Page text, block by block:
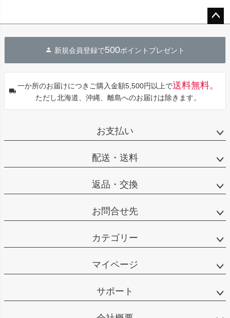
へ
新規会員登録で500ポイントプレゼント
一か所のお届けにつきご購入金額5,500円以上で送料無料。
ただし北海道、沖縄、離島へのお届けは除きます。
お支払い
配送・送料
返品・交換
お問合せ先
カテゴリー
マイページ
サポート